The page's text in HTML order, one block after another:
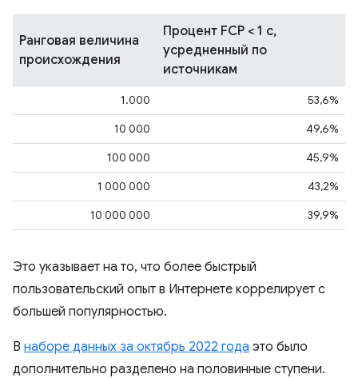
Ранговая величина
происхождения
Процент FCP < 1 с,
усредненный по
источникам
1.000
53,6%
10 000
49,6%
100 000
45,9%
1 000 000
43,2%
10 000 000
39,9%
Это указывает на то, что более быстрый
пользовательский опыт в Интернете коррелирует с
большей популярностью.
В наборе данных за октябрь 2022 года это было
дополнительно разделено на половинные ступени.